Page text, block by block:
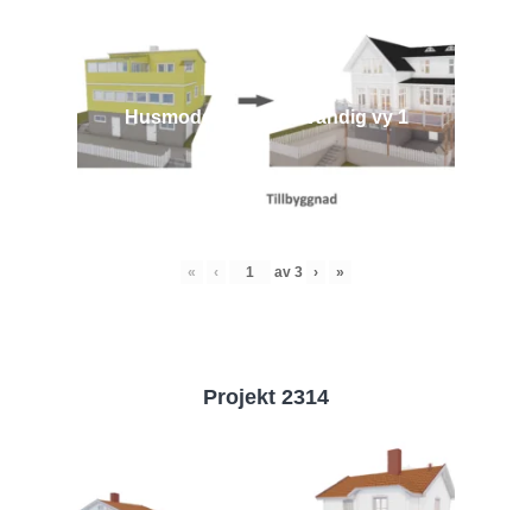
Husmodell 1970 - Utvändig vy 1
« ‹ av 3 › »
Projekt 2314